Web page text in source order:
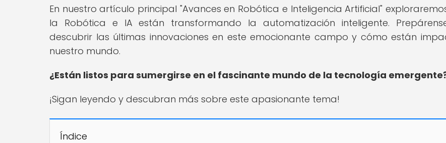
En nuestro artículo principal "Avances en Robótica e Inteligencia Artificial"
la Robótica e IA están transformando la automatización inteligente.
descubrir las últimas innovaciones en este emocionante campo y cómo están
nuestro mundo.
¿Están listos para sumergirse en el fascinante mundo de la tecnología
¡Sigan leyendo y descubran más sobre este apasionante tema!
Índice